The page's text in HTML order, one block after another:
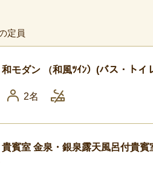
定員
和モダン （和風ﾂｲﾝ）(バス・トイ
2名
貴賓室 金泉・銀泉露天風呂付貴